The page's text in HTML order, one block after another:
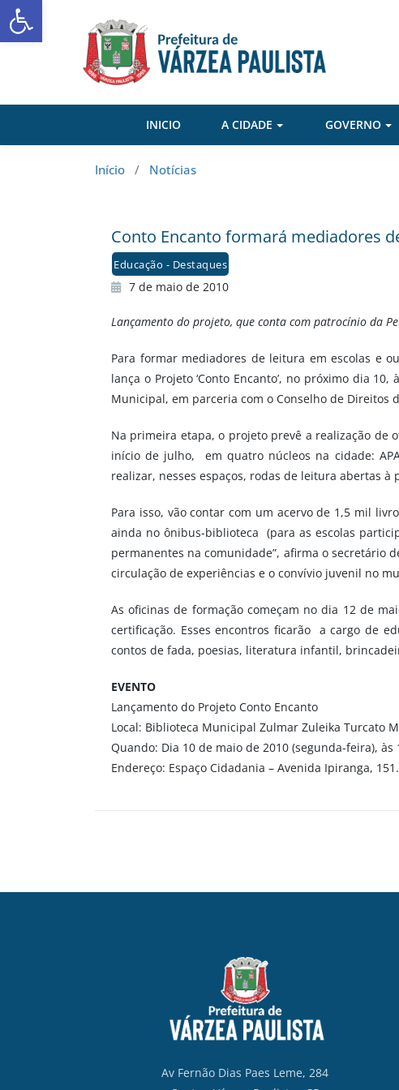
Skip
to
INICIO A CIDADE GOVERNO
Início / Notícias
Conto Encanto formará mediadores
Educação - Destaques
7 de maio de 2010
Lançamento do projeto, que conta com patrocínio da
Para formar mediadores de leitura em escolas e
lança o Projeto ‘Conto Encanto’, no próximo dia
Municipal, em parceria com o Conselho de Direitos
Na primeira etapa, o projeto prevê a realização
início de julho, em quatro núcleos na cidade:
realizar, nesses espaços, rodas de leitura abertas à
Para isso, vão contar com um acervo de 1,5 mil
ainda no ônibus-biblioteca (para as escolas
permanentes na comunidade”, afirma o secretário
circulação de experiências e o convívio juvenil no
As oficinas de formação começam no dia 12 de
certificação. Esses encontros ficarão a cargo de
contos de fada, poesias, literatura infantil,
EVENTO
Lançamento do Projeto Conto Encanto
Local: Biblioteca Municipal Zulmar Zuleika Turcato
Quando: Dia 10 de maio de 2010 (segunda-feira), às
Endereço: Espaço Cidadania – Avenida Ipiranga,
Av Fernão Dias Paes Leme, 284